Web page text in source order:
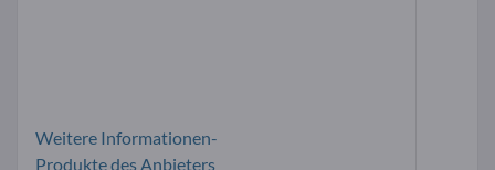
Weitere Informationen-
Produkte des Anbieters